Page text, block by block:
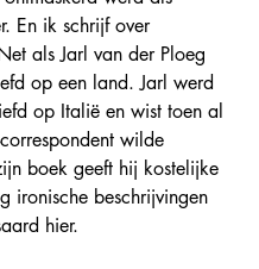
En ik schrijf over
als Jarl van der Ploeg
op een land. Jarl werd
op Italië en wist toen al
wilde
boek geeft hij kostelijke
ironische beschrijvingen
hier.